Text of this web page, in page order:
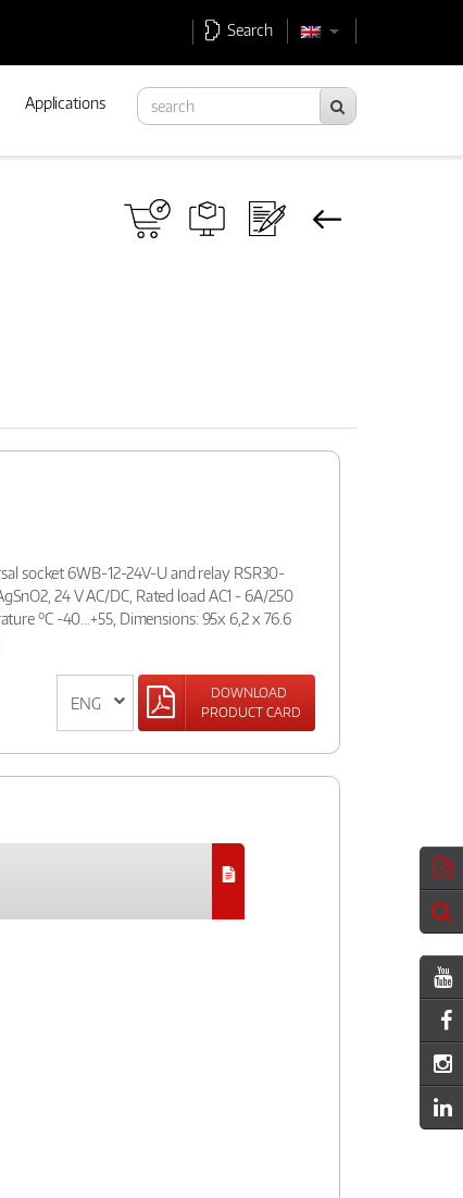
Search
Applications
socket 6WB-12-24V-U and relay RSR30-
24 V AC/DC, Rated load AC1 - 6A/250
°C -40…+55, Dimensions: 95x 6,2 x 76.6
DOWNLOAD
PRODUCT CARD